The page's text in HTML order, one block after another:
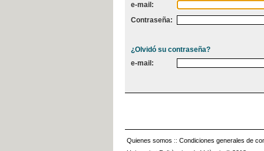
e-mail:
Contraseña:
¿Olvidó su contraseña?
e-mail:
Quienes somos :: Condiciones generales de